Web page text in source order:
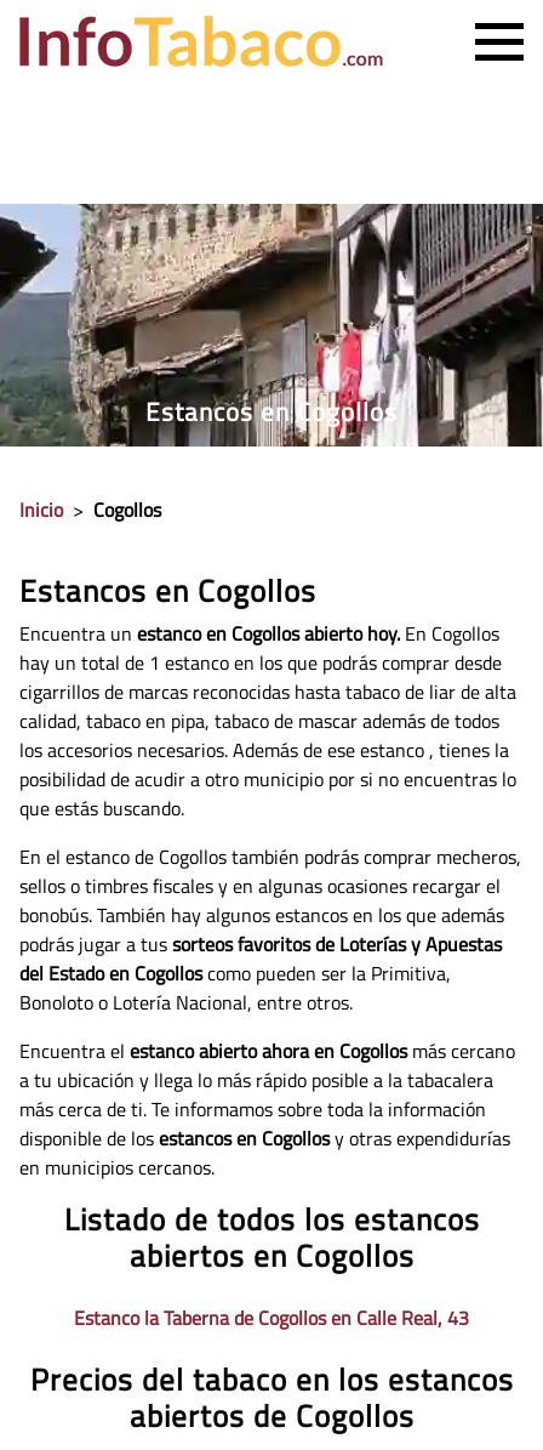
ESTANCO MÁS CERCANO
CONTACTO
Estancos en Cogollos
Inicio > Cogollos
Estancos en Cogollos
Encuentra un estanco en Cogollos abierto hoy. En Cogollos
hay un total de 1 estanco en los que podrás comprar desde
cigarrillos de marcas reconocidas hasta tabaco de liar de alta
calidad, tabaco en pipa, tabaco de mascar además de todos
los accesorios necesarios.Además de ese estanco , tienes la
posibilidad de acudir a otro municipio por si no encuentras lo
que estás buscando.
En el estanco de Cogollos también podrás comprar mecheros,
sellos o timbres fiscales y en algunas ocasiones recargar el
bonobús. También hay algunos estancos en los que además
podrás jugar a tussorteos favoritos de Loterías y Apuestas
del Estado en Cogolloscomo pueden ser la Primitiva,
Bonoloto o Lotería Nacional, entre otros.
Encuentra el estanco abierto ahora en Cogollosmás cercano
a tu ubicación y llega lo más rápido posible a la tabacalera
más cerca de ti. Te informamos sobre toda la información
disponible de losestancos en Cogollosy otras expendidurías
en municipios cercanos.
Listado de todos los estancos
abiertos en Cogollos
Estanco la Taberna de Cogollos en Calle Real, 43
Precios del tabaco en los estancos
abiertos de Cogollos